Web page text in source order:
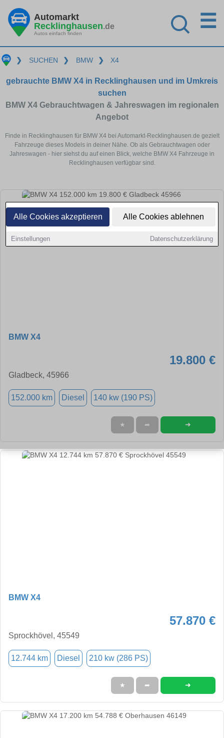
Alle Cookies akzeptieren Alle Cookies ablehnen
Einstellungen Datenschutzerklärung
Automarkt
Recklinghausen.de
Autos einfach finden
☰
❯ SUCHEN ❯ BMW ❯ X4
gebrauchte BMW X4 in Recklinghausen und im Umkreis
suchen
BMW X4 Gebrauchtwagen & Jahreswagen im regionalen
Angebot
Finde in Recklinghausen für BMW X4 bei Automarkt-Recklinghausen.de gezielt
Fahrzeuge dieses Models in deiner Nähe. Ob als Gebrauchtwagen oder
Jahreswagen - hier siehst du auf einen Blick, welche BMW X4 Fahrzeuge in
Recklinghausen verfügbar sind.
BMW X4
19.800 €
Gladbeck, 45966
152.000 km Diesel 140 kw (190 PS)
★ ➦ ➜
BMW X4
57.870 €
Sprockhövel, 45549
12.744 km Diesel 210 kw (286 PS)
★ ➦ ➜